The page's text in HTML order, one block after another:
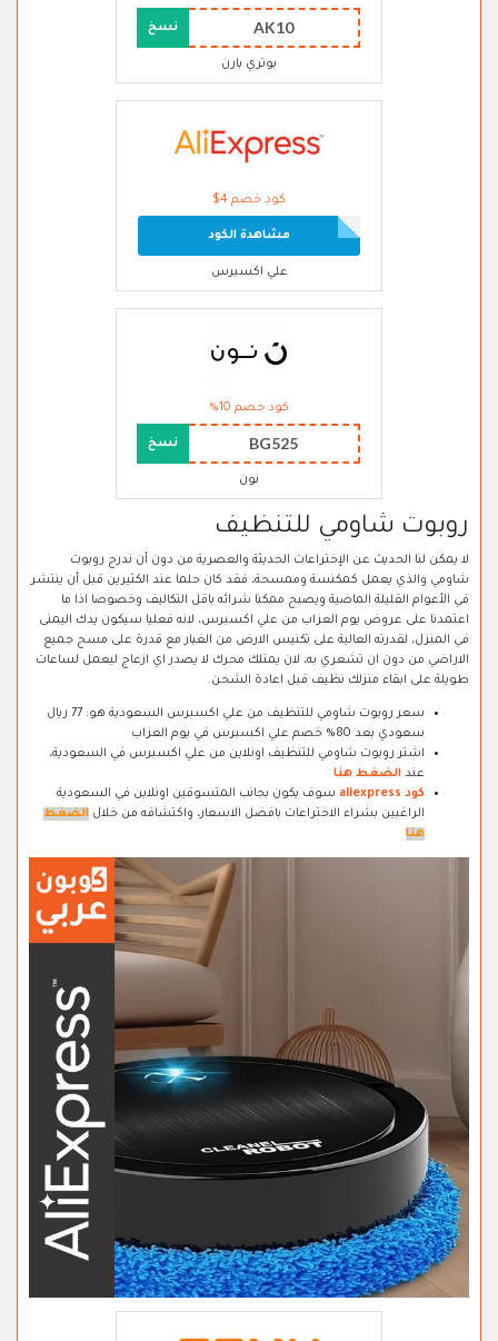
AK10 نسخ
بوتري بارن
كود خصم 4$
مشاهدة الكود
علي اكسبرس
كود خصم 10%
BG525 نسخ
نون
روبوت شاومي للتنظيف
لا يمكن لنا الحديث عن الإختراعات الحديثة والعصرية من دون أن ندرج روبوت
شاومي والذي يعمل كمكنسة وممسحة، فقد كان حلما عند الكثيرين قبل أن ينتشر
في الأعوام القليلة الماضية ويصبح ممكنا شرائه باقل التكاليف وخصوصا اذا ما
اعتمدنا على عروض يوم العزاب من علي اكسبرس، لانه فعليا سيكون يدك اليمنى
في المنزل، لقدرته العالية على تكنيس الارض من الغبار مع قدرة على مسح جميع
الاراضي من دون ان تشعري به، لان يمتلك محرك لا يصدر اي ازعاج ليعمل لساعات
طويلة على ابقاء منزلك نظيف قبل اعادة الشحن.
سعر روبوت شاومي للتنظيف من علي اكسبرس السعودية هو: 77 ريال
سعودي بعد 80% خصم علي اكسبرس في يوم العزاب
اشتر روبوت شاومي للتنظيف اونلاين من علي اكسبرس في السعودية،
عند الضغط هنا
كود aliexpress
سوف يكون بجانب المتسوقين اونلاين في السعودية
الراغبين بشراء الاختراعات بافضل الاسعار، واكتشافه من خلال الضغط
هنا